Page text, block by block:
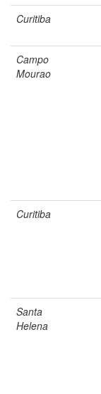
Curitiba
Campo
Mourao
Curitiba
Santa
Helena